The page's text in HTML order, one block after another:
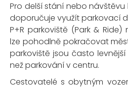
Pro delší stání nebo
doporučuje využít parkovací
P+R parkoviště (Park &
lze pohodlně pokračovat
parkoviště jsou často
než parkování v centru.
Cestovatelé s obytným